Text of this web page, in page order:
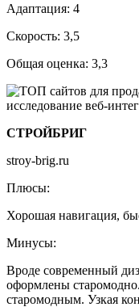
Адаптация: 4
Скорость: 3,5
Общая оценка: 3,3
СТРОЙБРИГ
stroy-brig.ru
Плюсы:
Хорошая навигация,
Минусы:
Вроде современный
оформлены
старомодным. Узкая